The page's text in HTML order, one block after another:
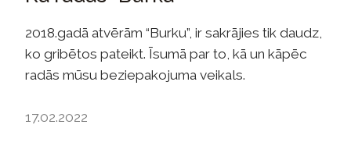
2018.gadā atvērām “Burku”, ir sakrājies tik daudz,
ko gribētos pateikt. Īsumā par to, kā un kāpēc
radās mūsu beziepakojuma veikals.
17.02.2022